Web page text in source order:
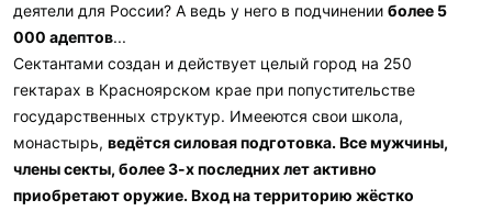
деятели для России? А ведь у него в подчинении более 5
000 адептов...
Сектантами создан и действует целый город на 250
гектарах в Красноярском крае при попустительстве
государственных структур. Имееются свои школа,
монастырь, ведётся силовая подготовка. Все мужчины,
члены секты, более 3-х последних лет активно
приобретают оружие. Вход на территорию жёстко